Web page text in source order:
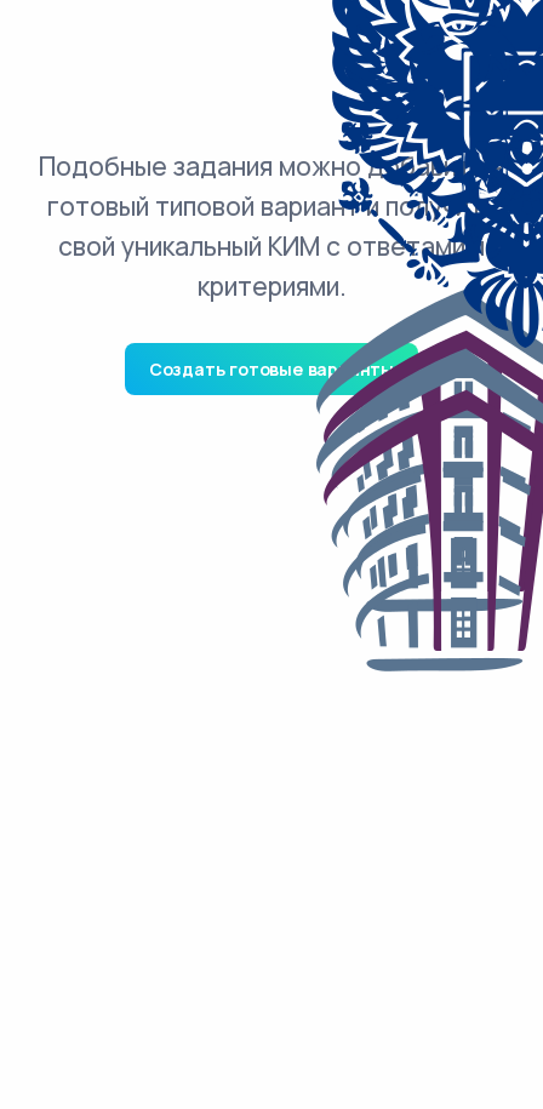
Подобные задания можно добавить в
готовый типовой вариант и получить
свой уникальный КИМ с ответами и
критериями.
Создать готовые варианты